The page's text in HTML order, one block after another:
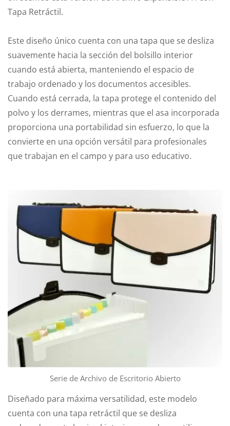
Tapa Retráctil.
Este diseño único cuenta con una tapa que se desliza
suavemente hacia la sección del bolsillo interior
cuando está abierta, manteniendo el espacio de
trabajo ordenado y los documentos accesibles.
Cuando está cerrada, la tapa protege el contenido del
polvo y los derrames, mientras que el asa incorporada
proporciona una portabilidad sin esfuerzo, lo que la
convierte en una opción versátil para profesionales
que trabajan en el campo y para uso educativo.
Serie de Archivo de Escritorio Abierto
Diseñado para máxima versatilidad, este modelo
cuenta con una tapa retráctil que se desliza